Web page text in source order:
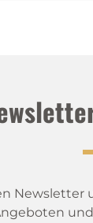
Newsletter